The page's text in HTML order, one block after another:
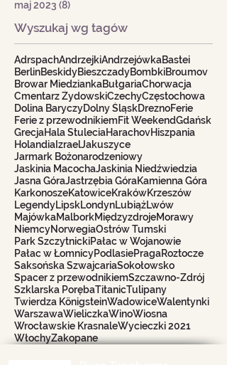
maj 2023 (8)
Wyszukaj wg tagów
AdrspachAndrzejkiAndrzejówkaBastei
BerlinBeskidyBieszczadyBombkiBroumov
Browar MiedziankaBułgariaChorwacja
Cmentarz ŻydowskiCzechyCzęstochowa
Dolina BaryczyDolny ŚląskDreznoFerie
Ferie z przewodnikiemFit WeekendGdańsk
GrecjaHala StuleciaHarachovHiszpania
Holandia IzraelJakuszyce
Jarmark Bożonarodzeniowy
Jaskinia MacochaJaskinia Niedźwiedzia
Jasna GóraJastrzębia GóraKamienna Góra
KarkonoszeKatowiceKrakówKrzeszów
LegendyLipskLondynLubiążLwów
MajówkaMalborkMiędzyzdrojeMorawy
NiemcyNorwegiaOstrów Tumski
Park SzczytnickiPałac w Wojanowie
Pałac w ŁomnicyPodlasiePragaRoztocze
Saksońska SzwajcariaSokołowsko
Spacer z przewodnikiemSzczawno-Zdrój
Szklarska PorębaTitanicTulipany
Twierdza KönigsteinWadowiceWalentynki
WarszawaWieliczkaWinoWiosna
Wrocławskie KrasnaleWycieczki 2021
WłochyZakopane